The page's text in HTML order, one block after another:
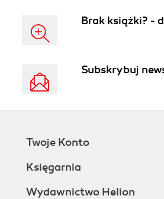
Brak książki? -
Subskrybuj
Twoje Konto
Księgarnia
Wydawnictwo Helion